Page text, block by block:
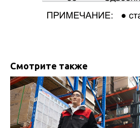
Смотрите также